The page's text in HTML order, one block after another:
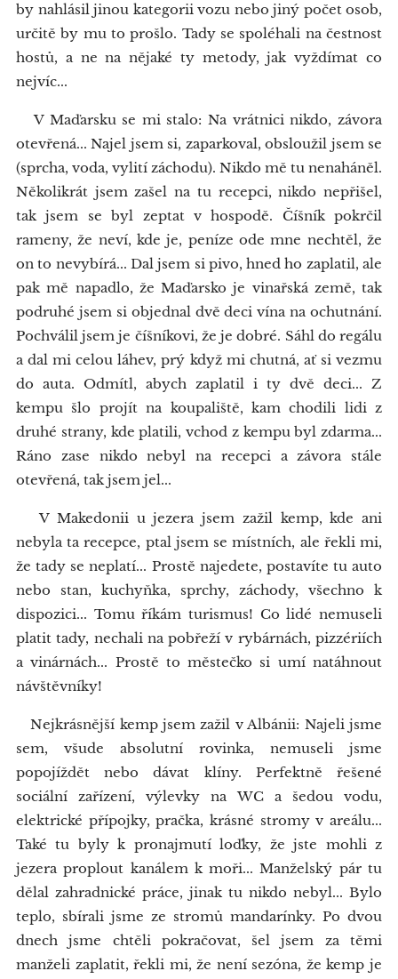
by nahlásil jinou kategorii vozu nebo jiný počet osob,
určitě by mu to prošlo. Tady se spoléhali na čestnost
hostů, a ne na nějaké ty metody, jak vyždímat co
nejvíc...
V Maďarsku se mi stalo: Na vrátnici nikdo, závora
otevřená... Najel jsem si, zaparkoval, obsloužil jsem se
(sprcha, voda, vylití záchodu). Nikdo mě tu nenaháněl.
Několikrát jsem zašel na tu recepci, nikdo nepřišel,
tak jsem se byl zeptat v hospodě. Číšník pokrčil
rameny, že neví, kde je, peníze ode mne nechtěl, že
on to nevybírá... Dal jsem si pivo, hned ho zaplatil, ale
pak mě napadlo, že Maďarsko je vinařská země, tak
podruhé jsem si objednal dvě deci vína na ochutnání.
Pochválil jsem je číšníkovi, že je dobré. Sáhl do regálu
a dal mi celou láhev, prý když mi chutná, ať si vezmu
do auta. Odmítl, abych zaplatil i ty dvě deci... Z
kempu šlo projít na koupaliště, kam chodili lidi z
druhé strany, kde platili, vchod z kempu byl zdarma...
Ráno zase nikdo nebyl na recepci a závora stále
otevřená, tak jsem jel...
V Makedonii u jezera jsem zažil kemp, kde ani
nebyla ta recepce, ptal jsem se místních, ale řekli mi,
že tady se neplatí... Prostě najedete, postavíte tu auto
nebo stan, kuchyňka, sprchy, záchody, všechno k
dispozici... Tomu říkám turismus! Co lidé nemuseli
platit tady, nechali na pobřeží v rybárnách, pizzériích
a vinárnách... Prostě to městečko si umí natáhnout
návštěvníky!
Nejkrásnější kemp jsem zažil v Albánii: Najeli jsme
sem, všude absolutní rovinka, nemuseli jsme
popojíždět nebo dávat klíny. Perfektně řešené
sociální zařízení, výlevky na WC a šedou vodu,
elektrické přípojky, pračka, krásné stromy v areálu...
Také tu byly k pronajmutí loďky, že jste mohli z
jezera proplout kanálem k moři... Manželský pár tu
dělal zahradnické práce, jinak tu nikdo nebyl... Bylo
teplo, sbírali jsme ze stromů mandarínky. Po dvou
dnech jsme chtěli pokračovat, šel jsem za těmi
manželi zaplatit, řekli mi, že není sezóna, že kemp je